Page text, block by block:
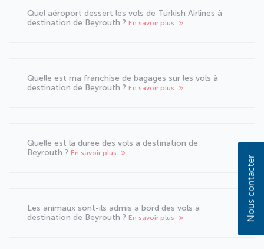
Quel aéroport dessert les vols de Turkish Airlines à
destination de Beyrouth ? En savoir plus
Quelle est ma franchise de bagages sur les vols à
destination de Beyrouth ? En savoir plus
Quelle est la durée des vols à destination de
Beyrouth ? En savoir plus
Les animaux sont-ils admis à bord des vols à
destination de Beyrouth ? En savoir plus Nous contacter